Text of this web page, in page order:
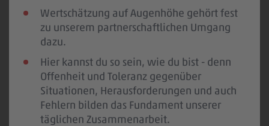
Wertschätzung auf Augenhöhe gehört fest
zu unserem partnerschaftlichen Umgang
dazu.
Hier kannst du so sein, wie du bist - denn
Offenheit und Toleranz gegenüber
Situationen, Herausforderungen und auch
Fehlern bilden das Fundament unserer
täglichen Zusammenarbeit.
gegenseitige Wertschätzung und echtes
Unsere Nähe zueinander und die offene
Atmosphäre schaffen Raum für persönliche
Entwicklung und eine echte Perspektive.
Bei uns wird ein starkes Wir gelebt – denn
nur gemeinsam sind wir stark, feiern
Erfolge und schaffen Momente, die
ist Teil der REWE Group, einem der größten
Arbeitgeber Deutschlands.
Verantwortung fängt vor der Tür an, darum
stärken wir mit Förderpenny soziale
Projekte in der Nachbarschaft.
Mit Initiativen wie „DITO – different
together“ (LQBTIQ+) und „f.ernetzt“